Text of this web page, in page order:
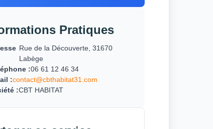
Pratiques
Rue de la Découverte, 31670
Labège
:06 61 12 46 34
:contact@cbthabitat31.com
:CBT HABITAT